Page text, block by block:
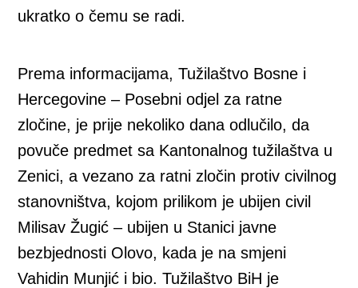
ukratko o čemu se radi.
Prema informacijama, Tužilaštvo Bosne i
Hercegovine – Posebni odjel za ratne
zločine, je prije nekoliko dana odlučilo, da
povuče predmet sa Kantonalnog tužilaštva u
Zenici, a vezano za ratni zločin protiv civilnog
stanovništva, kojom prilikom je ubijen civil
Milisav Žugić – ubijen u Stanici javne
bezbjednosti Olovo, kada je na smjeni
Vahidin Munjić i bio. Tužilaštvo BiH je